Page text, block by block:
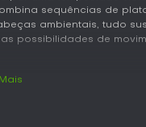
sequências de
ambientais, tudo
possibilidades de
começa com ações